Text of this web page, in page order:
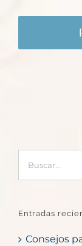
Entradas
Consejos